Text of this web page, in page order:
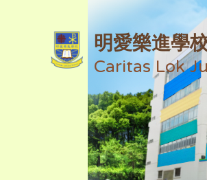
明愛樂進學
Caritas Lok